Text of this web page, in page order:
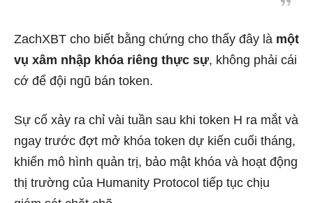
ZachXBT cho biết bằng chứng cho thấy đây là một
vụ xâm nhập khóa riêng thực sự, không phải cái
cớ để đội ngũ bán token.
Sự cố xảy ra chỉ vài tuần sau khi token H ra mắt và
ngay trước đợt mở khóa token dự kiến cuối tháng,
khiến mô hình quản trị, bảo mật khóa và hoạt động
thị trường của Humanity Protocol tiếp tục chịu